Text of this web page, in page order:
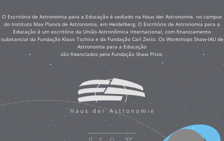
O Escritório de Astronomia para a Educação é sediado na Haus der Astronomie, no campus
do Instituto Max Planck de Astronomia, em Heidelberg. O Escritório de Astronomia para a
Educação é um escritório da União Astronômica Internacional, com financiamento
substancial da Fundação Klaus Tschira e da Fundação Carl Zeiss. Os Workshops Shaw-IAU de
Astronomia para a Educação
são financiados pela Fundação Shaw Prize.